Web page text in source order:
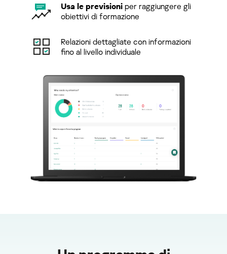
Usa le previsioni per raggiungere gli
obiettivi di formazione
Relazioni dettagliate con informazioni
fino al livello individuale